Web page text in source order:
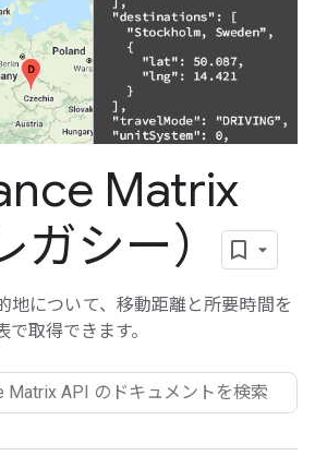
Matrix
ガシー）
地について、移動距離と所要時間を
で取得できます。